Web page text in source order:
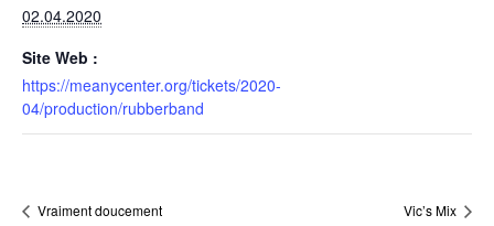
02.04.2020
Site Web :
https://meanycenter.org/tickets/2020-
04/production/rubberband
Vraiment doucement Vic’s Mix